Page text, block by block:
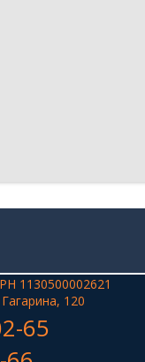
1130500002621
120
65